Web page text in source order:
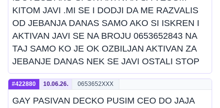
KITOM JAVI .MI SE I DODJI DA ME RAZVALIS
OD JEBANJA DANAS SAMO AKO SI ISKREN I
AKTIVAN JAVI SE NA BROJU 0653652843 NA
TAJ SAMO KO JE OK OZBILJAN AKTIVAN ZA
JEBANJE DANAS NEK SE JAVI OSTALI STOP
#422880 10.06.26. 0653652XXX
GAY PASIVAN DECKO PUSIM CEO DO JAJA